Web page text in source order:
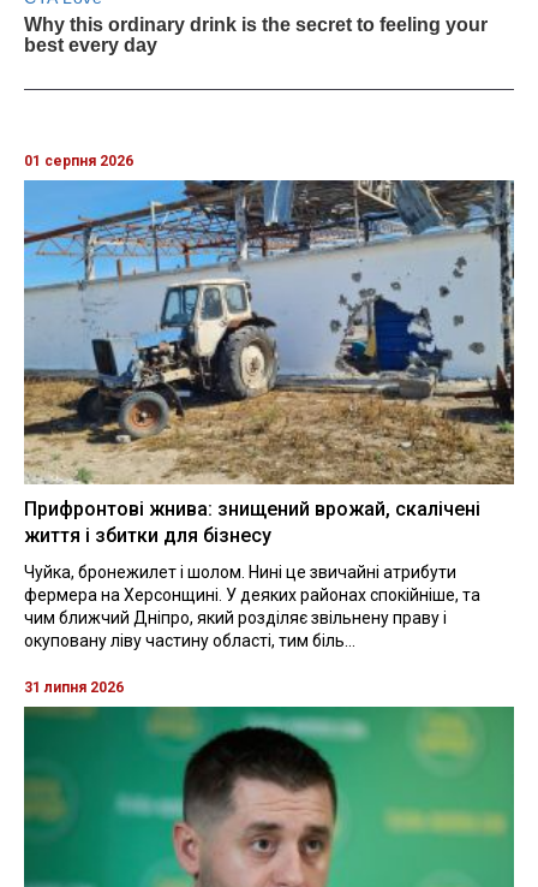
01 серпня 2026
Прифронтові жнива: знищений врожай, скалічені
життя і збитки для бізнесу
Чуйка, бронежилет і шолом. Нині це звичайні атрибути
фермера на Херсонщині. У деяких районах спокійніше, та
чим ближчий Дніпро, який розділяє звільнену праву і
окуповану ліву частину області, тим біль...
31 липня 2026